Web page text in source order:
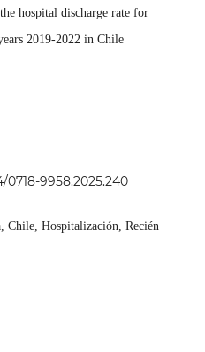
hospital discharge rate for
2019-2022 in Chile
9958.2025.240
Chile, Hospitalización, Recién